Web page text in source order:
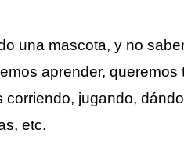
una mascota, y no
aprender,
corriendo, jugando,
etc.